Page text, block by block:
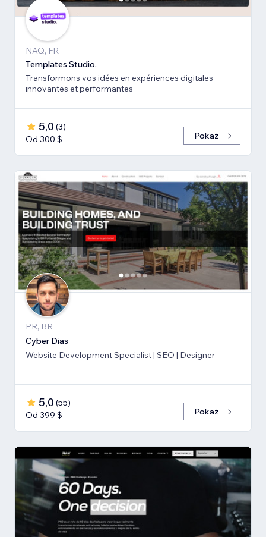
NAQ, FR
Templates Studio.
Transformons vos idées en expériences digitales
innovantes et performantes
5,0 (3)
Od 300 $
Pokaż
PR, BR
Cyber Dias
Website Development Specialist | SEO | Designer
5,0 (55)
Od 399 $
Pokaż